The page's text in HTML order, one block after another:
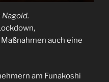
auch eine
am Funakoshi